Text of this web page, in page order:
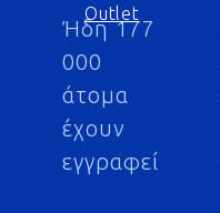
Ήδη 177
000
άτομα
έχουν
εγγραφεί
Outlet